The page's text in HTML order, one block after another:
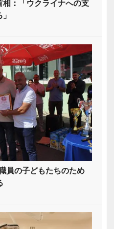
：「ウクライナへの支
員の子どもたちのため